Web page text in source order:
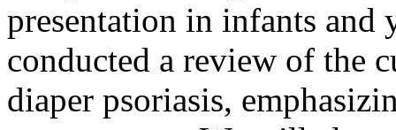
presentation in infants
conducted a review of the
diaper psoriasis,